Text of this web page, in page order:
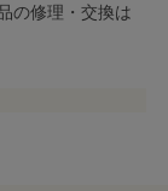
の修理・交換は